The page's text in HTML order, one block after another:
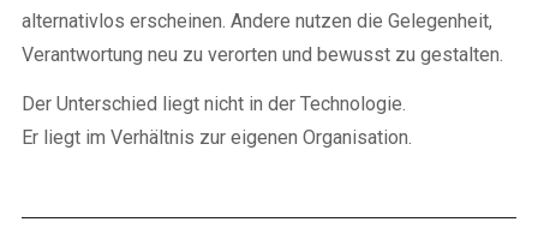
alternativlos erscheinen. Andere nutzen die Gelegenheit,
Verantwortung neu zu verorten und bewusst zu gestalten.
Der Unterschied liegt nicht in der Technologie.
Er liegt im Verhältnis zur eigenen Organisation.